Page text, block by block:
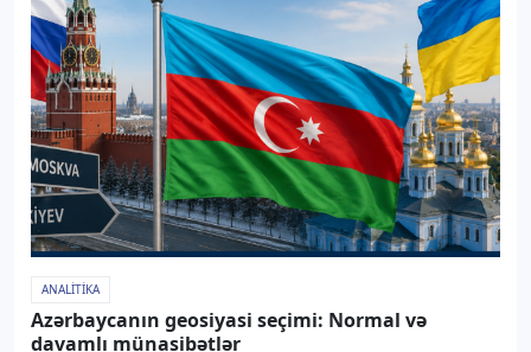
ANALITIKA
Azərbaycanın geosiyasi seçimi: Normal və
davamlı münasibətlər